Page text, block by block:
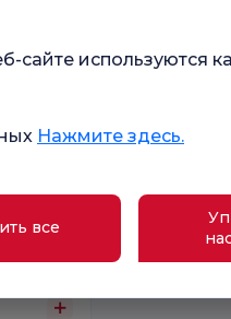
сайте используются
Нажмите здесь.
все